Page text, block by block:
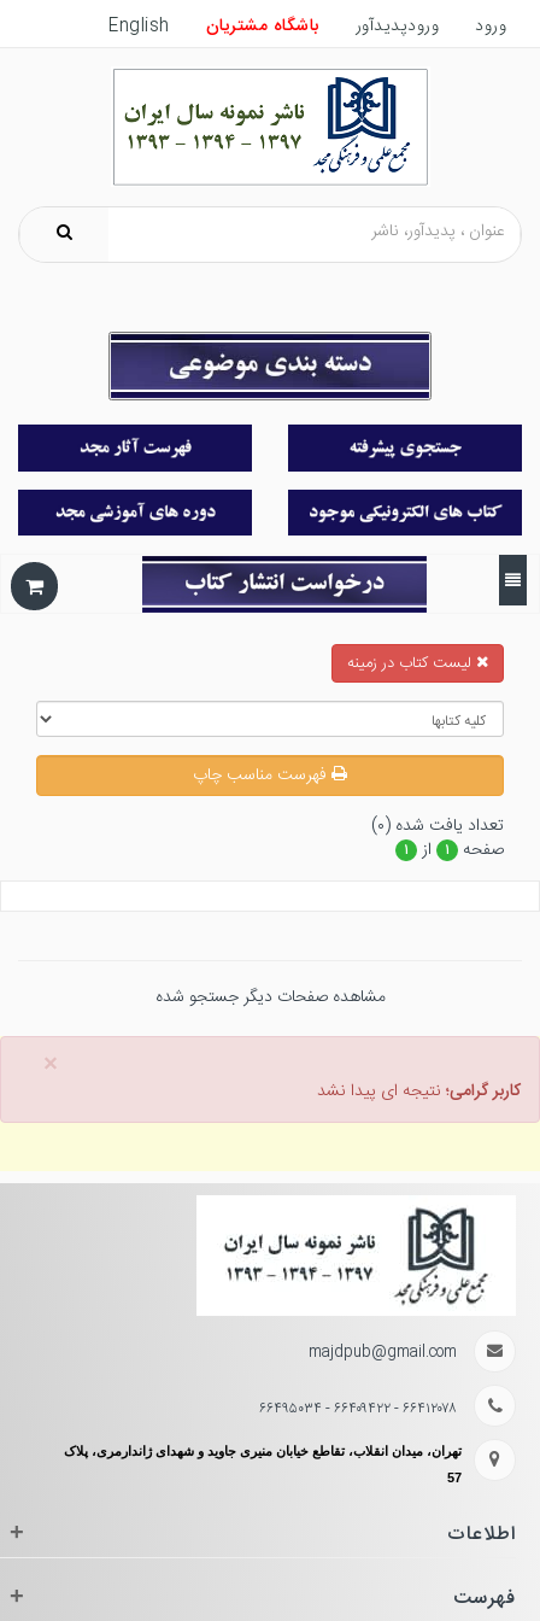
ورود ورودپدیدآور باشگاه مشتریان English
ليست كتاب در زمينه
فهرست مناسب چاپ
تعداد يافت شده (۰)
صفحه
۱ از ۱
مشاهده صفحات دیگر جستجو شده
×
کاربر گرامی؛ نتیجه ای پیدا نشد
majdpub@gmail.com
۶۶۴۱۲۰۷۸ - ۶۶۴۰۹۴۲۲ - ۶۶۴۹۵۰۳۴
تهران، میدان انقلاب، تقاطع خیابان منیری جاوید و شهدای ژاندارمری، پلاک
57
اطلاعات +
فهرست +